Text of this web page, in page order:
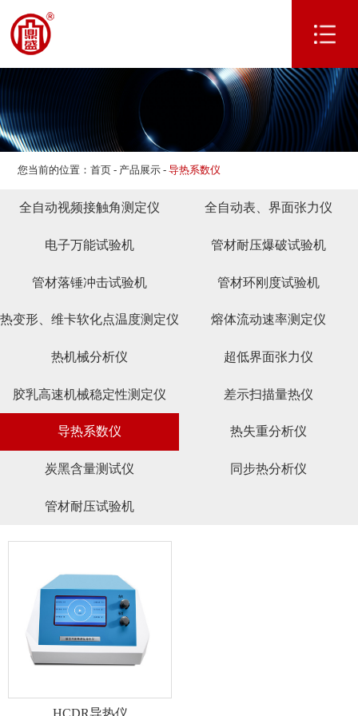
网站首页
关于我们
产品展示
应用案例
专利资质
新闻资讯
联系我们
您当前的位置：首页- 产品展示 -导热系数仪
全自动视频接触角测定仪 全自动表、界面张力仪
电子万能试验机 管材耐压爆破试验机
管材落锤冲击试验机 管材环刚度试验机
热变形、维卡软化点温度测定仪 熔体流动速率测定仪
热机械分析仪 超低界面张力仪
胶乳高速机械稳定性测定仪 差示扫描量热仪
导热系数仪 热失重分析仪
炭黑含量测试仪 同步热分析仪
管材耐压试验机